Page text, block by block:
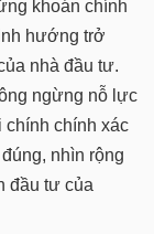
khoán chính
hướng trở
nhà đầu tư.
ngừng nỗ lực
chính chính xác
nhìn rộng
đầu tư của